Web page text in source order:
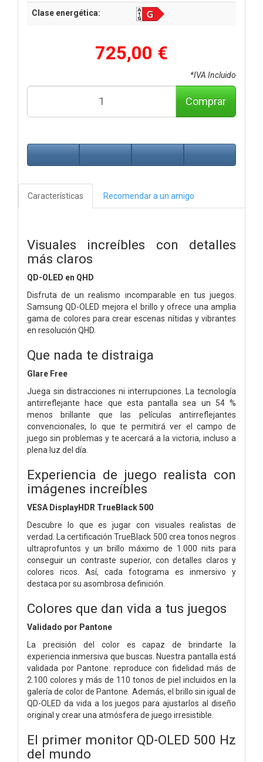
Clase energética:
725,00 €
*IVA Incluido
Comprar
Características Recomendar a un amigo
Visuales increíbles con detalles
más claros
QD-OLED en QHD
Disfruta de un realismo incomparable en tus juegos.
Samsung QD-OLED mejora el brillo y ofrece una amplia
gama de colores para crear escenas nítidas y vibrantes
en resolución QHD.
Que nada te distraiga
Glare Free
Juega sin distracciones ni interrupciones. La tecnología
antirreflejante hace que esta pantalla sea un 54 %
menos brillante que las películas antirreflejantes
convencionales, lo que te permitirá ver el campo de
juego sin problemas y te acercará a la victoria, incluso a
plena luz del día.
Experiencia de juego realista con
imágenes increíbles
VESA DisplayHDR TrueBlack 500
Descubre lo que es jugar con visuales realistas de
verdad. La certificación TrueBlack 500 crea tonos negros
ultraprofuntos y un brillo máximo de 1.000 nits para
conseguir un contraste superior, con detalles claros y
colores ricos. Así, cada fotograma es inmersivo y
destaca por su asombrosa definición.
Colores que dan vida a tus juegos
Validado por Pantone
La precisión del color es capaz de brindarte la
experiencia inmersiva que buscas. Nuestra pantalla está
validada por Pantone: reproduce con fidelidad más de
2.100 colores y más de 110 tonos de piel incluidos en la
galería de color de Pantone. Además, el brillo sin igual de
QD-OLED da vida a los juegos para ajustarlos al diseño
original y crear una atmósfera de juego irresistible.
El primer monitor QD-OLED 500 Hz
del mundo